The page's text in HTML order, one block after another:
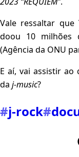
Vale ressaltar que
doou 10 milhões
(Agência da ONU
E aí, vai assistir
da j-music?
#j-rock#